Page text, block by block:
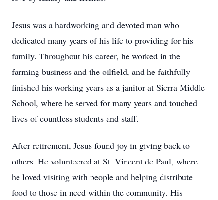
Jesus was a hardworking and devoted man who
dedicated many years of his life to providing for his
family. Throughout his career, he worked in the
farming business and the oilfield, and he faithfully
finished his working years as a janitor at Sierra Middle
School, where he served for many years and touched
lives of countless students and staff.
After retirement, Jesus found joy in giving back to
others. He volunteered at St. Vincent de Paul, where
he loved visiting with people and helping distribute
food to those in need within the community. His